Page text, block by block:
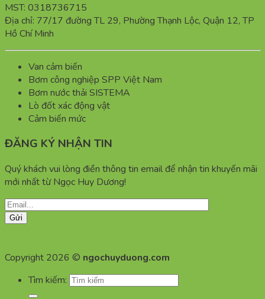
MST: 0318736715
Địa chỉ: 77/17 đường TL 29, Phường Thạnh Lộc, Quận 12, TP
Hồ Chí Minh
Van cảm biến
Bơm công nghiệp SPP Việt Nam
Bơm nước thải SISTEMA
Lò đốt xác động vật
Cảm biến mức
ĐĂNG KÝ NHẬN TIN
Quý khách vui lòng điền thông tin email để nhận tin khuyến mãi
mới nhất từ Ngọc Huy Dương!
Copyright 2026 © ngochuyduong.com
Tìm kiếm: